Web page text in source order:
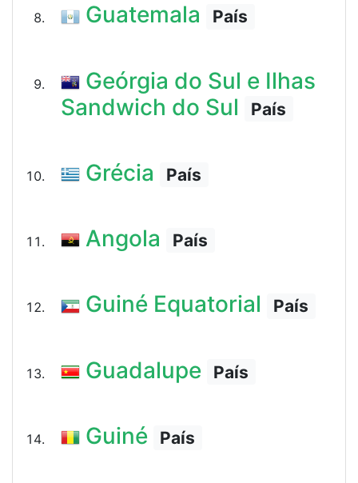
Guatemala País
Geórgia do Sul e Ilhas
Sandwich do Sul
País
Grécia País
Angola País
Guiné Equatorial País
Guadalupe País
Guiné País